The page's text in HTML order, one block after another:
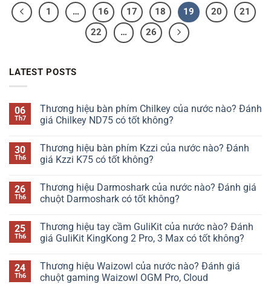
tâm: Thương hiệu ASRock của nước nào – Thương hiệu Asus
của nước nào – Thương hiệu MSI của nước nào Thương […]
1 … 16 17 18 19 20
21
22
… 26
LATEST POSTS
06
Th7
Thương hiệu bàn phím Chilkey của nước nào? Đánh
giá Chilkey ND75 có tốt không?
bình
luận
ở
bàn
phím
Chilkey
nào?
Đánh
giá
tốt
không?
30
Th6
Thương hiệu bàn phím Kzzi của nước nào? Đánh
giá Kzzi K75 có tốt không?
bình
luận
ở
bàn
phím
Kzzi
nào?
Đánh
giá
26
Th6
Thương hiệu Darmoshark của nước nào? Đánh giá
chuột Darmoshark có tốt không?
bình
luận
ở
Darmoshark
của
nước
25
Th6
Thương hiệu tay cầm GuliKit của nước nào? Đánh
giá GuliKit KingKong 2 Pro, 3 Max có tốt không?
bình
luận
ở
24
Th6
Thương hiệu Waizowl của nước nào? Đánh giá
chuột gaming Waizowl OGM Pro, Cloud